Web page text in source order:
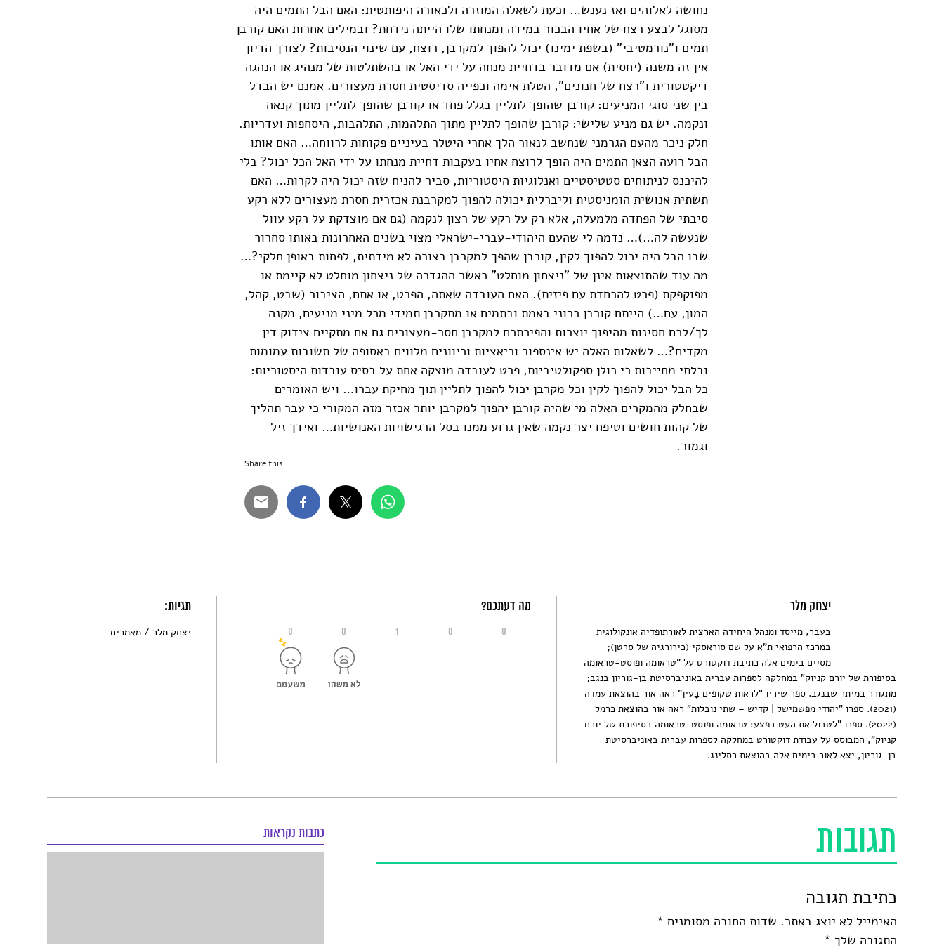
נחושה לאלוהים ואז נענש… וכעת לשאלה המוזרה ולכאורה היפותטית: האם הבל התמים היה
מסוגל לבצע רצח של אחיו הבכור במידה ומנחתו שלו הייתה נידחת? ובמילים אחרות האם קורבן
תמים ו"נורמטיבי" (בשפת ימינו) יכול להפוך למקרבן, רוצח, עם שינוי הנסיבות? לצורך הדיון
אין זה משנה (יחסית) אם מדובר בדחיית מנחה על ידי האל או בהשתלטות של מנהיג או הנהגה
דיקטטורית ו"רצח של חנונים", הטלת אימה וכפייה סדיסטית חסרת מעצורים. אמנם יש הבדל
בין שני סוגי המניעים: קורבן שהופך לתליין בגלל פחד או קורבן שהופך לתליין מתוך קנאה
ונקמה. יש גם מניע שלישי: קורבן שהופך לתליין מתוך התלהמות, התלהבות, היסחפות ועדריות.
חלק ניכר מהעם הגרמני שנחשב לנאור הלך אחרי היטלר בעיניים פקוחות לרווחה… האם אותו
הבל רועה הצאן התמים היה הופך לרוצח אחיו בעקבות דחיית מנחתו על ידי האל הכל יכול? בלי
להיכנס לניתוחים סטטיסטיים ואנלוגיות היסטוריות, סביר להניח שזה יכול היה לקרות… האם
תשתית אנושית הומניסטית וליברלית יכולה להפוך למקרבנת אכזרית חסרת מעצורים ללא רקע
סיבתי של הפחדה מלמעלה, אלא רק על רקע של רצון לנקמה (גם אם מוצדקת על רקע עוול
שנעשה לה…)… נדמה לי שהעם היהודי-עברי-ישראלי מצוי בשנים האחרונות באותו סחרור
שבו הבל היה יכול להפוך לקין, קורבן שהפך למקרבן בצורה לא מידתית, לפחות באופן חלקי?…
מה עוד שהתוצאות אינן של "ניצחון מוחלט" כאשר ההגדרה של ניצחון מוחלט לא קיימת או
מפוקפקת (פרט להכחדת עם פיזית). האם העובדה שאתה, הפרט, או אתם, הציבור (שבט, קהל,
המון, עם…) הייתם קורבן כרוני באמת ובתמים או מתקרבן תמידי מכל מיני מניעים, מקנה
לך/לכם חסינות מהיפוך יוצרות והפיכתכם למקרבן חסר-מעצורים גם אם מתקיים צידוק דין
מקדים?… לשאלות האלה יש אינספור וריאציות וכיוונים מלווים באסופה של תשובות עמומות
ובלתי מחייבות כי כולן ספקולטיביות, פרט לעובדה מוצקה אחת על בסיס עובדות היסטוריות:
כל הבל יכול להפוך לקין וכל מקרבן יכול להפוך לתליין תוך מחיקת עברו… ויש האומרים
שבחלק מהמקרים האלה מי שהיה קורבן יהפוך למקרבן יותר אכזר מזה המקורי כי עבר תהליך
של קהות חושים וטיפח יצר נקמה שאין גרוע ממנו בסל הרגישויות האנושיות… ואידך זיל
וגמור.
Share this...
יצחק מלר
בעבר, מייסד ומנהל היחידה הארצית לאורתופדיה אונקולוגית
במרכז הרפואי ת"א על שם סוראסקי (כירורגיה של סרטן);
מסיים בימים אלה כתיבת דוקטורט על "טראומה ופוסט-טראומה
בסיפורת של יורם קניוק" במחלקה לספרות עברית באוניברסיטת בן-גוריון בנגב;
מתגורר במיתר שבנגב. ספר שיריו “לראות שקופים בָּעין” ראה אור בהוצאת עמדה
(2021). ספרו "יהודי מפשמישל | קדיש – שתי נובלות" ראה אור בהוצאת כרמל
(2022). ספרו "לטבול את העט בפצע: טראומה ופוסט-טראומה בסיפורת של יורם
קניוק", המבוסס על עבודת דוקטורט במחלקה לספרות עברית באוניברסיטת
בן-גוריון, יצא לאור בימים אלה בהוצאת רסלינג.
מה דעתכם?
0 0 1 0 0
תגיות:
יצחק מלר מאמרים
תגובות
כתיבת תגובה
האימייל לא יוצג באתר. שדות החובה מסומנים *
התגובה שלך *
כתבות נקראות